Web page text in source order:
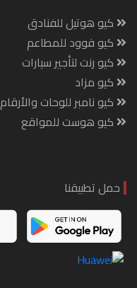
كيو هوتيل للفنادق
كيو فوود للمطاعم
كيو رنت لتأجير سيارات
كيو مزاد
كيو نامبر للوحات والأرقام
كيو هوست للمواقع
حمل تطبيقنا